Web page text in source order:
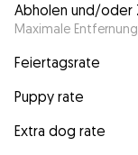
Abholen und/oder
Maximale
Feiertagsrate
Puppy rate
Extra dog rate